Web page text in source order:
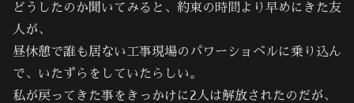
どうしたのか聞いてみると、約束の時間より早めにきた友
人が、
昼休憩で誰も居ない工事現場のパワーショベルに乗り込ん
で、いたずらをしていたらしい。
私が戻ってきた事をきっかけに2人は解放されたのだが、